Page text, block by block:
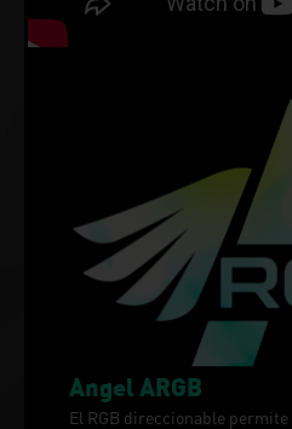
Angel ARGB
El RGB direccionable